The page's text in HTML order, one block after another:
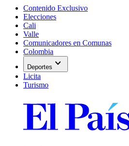
Contenido Exclusivo
Elecciones
Cali
Valle
Comunicadores en Comunas
Colombia
Deportes expand_more
Licita
Turismo